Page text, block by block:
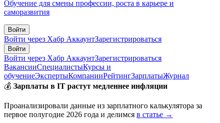
Обучение для смены профессии, роста в карьере и
саморазвития
Войти
Войти через Хабр АккаунтЗарегистрироваться
Войти
Войти через Хабр АккаунтЗарегистрироваться
ВакансииСпециалистыКурсы и
обучениеЭкспертыКомпанииРейтингЗарплатыЖурнал
💰 Зарплаты в IT растут медленнее инфляции
Проанализировали данные из зарплатного калькулятора за
первое полугодие 2026 года и делимся в статье →